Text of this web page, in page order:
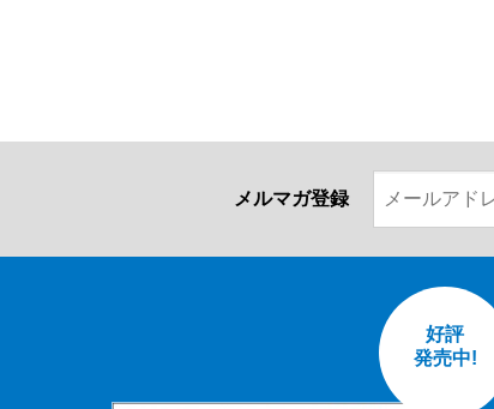
メルマガ登録
好評
発売中!